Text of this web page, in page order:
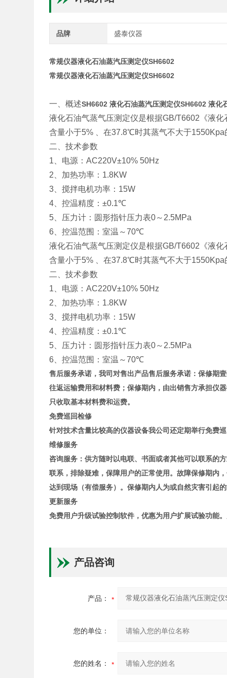
品牌 盛泰仪器
常规仪器液化石油蒸汽压测定仪SH6602
常规仪器液化石油蒸汽压测定仪SH6602
一、概述SH6602 液化石油蒸汽压测定仪SH6602 液化
液化石油气蒸气压测定仪是根据GB/T6602 《液
含量小于5% 、在37.8℃时其蒸气不大于1550Kpa
二、技术参数
1 、电源：AC220V±10% 50Hz
2 、加热功率： 1.8KW
3 、搅拌电机功率： 15W
4 、控温精度：±0.1℃
5 、压力计：圆形指针压力表0～ 2.5MPa
6 、控温范围：室温～70℃
液化石油气蒸气压测定仪是根据GB/T6602 《液
含量小于5% 、在37.8℃时其蒸气不大于1550Kpa
二、技术参数
1 、电源：AC220V±10% 50Hz
2 、加热功率： 1.8KW
3 、搅拌电机功率： 15W
4 、控温精度：±0.1℃
5 、压力计：圆形指针压力表0～ 2.5MPa
6 、控温范围：室温～70℃
售后服务承诺，我司对售出产品售后服务承诺：保修期
往返运输费用和材料费；保修期内，由出销售方承担仪
只收取基本材料费和运费。
免费巡回检修
针对技术含量比较高的仪器设备我公司还定期举行免费
维修服务
咨询服务：供方随时以电联、书面或者其他可以联系的
联系，排除疑难，保障用户的正常使用。故障保修期内，
达到现场 （有偿服务）。保修期内人为或自然灾害引起
更新服务
免费用户升级试验控制软件，优惠为用户扩展试验功能
产品咨询
产品：
您的单位：
您的姓名：